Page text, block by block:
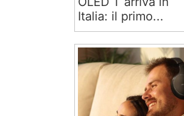
Italia: il primo...